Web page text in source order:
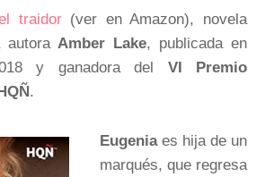
traidor(ver en Amazon), novela
autoraAmber Lake, publicada en
y ganadora del VI Premio
.
Eugeniaes hija de un
marqués, que regresa